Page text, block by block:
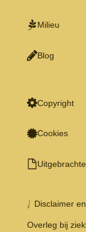
Milieu
Blog
Copyright
Cookies
⎷ Disclaimer
Overleg bij